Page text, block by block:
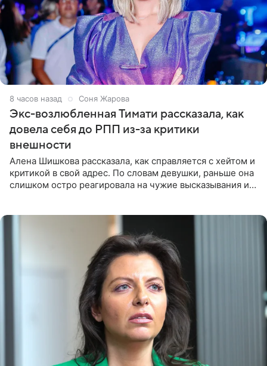
8 часов назад Соня Жарова
Экс-возлюбленная Тимати рассказала, как
довела себя до РПП из-за критики
внешности
Алена Шишкова рассказала, как справляется с хейтом и
критикой в свой адрес. По словам девушки, раньше она
слишком остро реагировала на чужие высказывания и